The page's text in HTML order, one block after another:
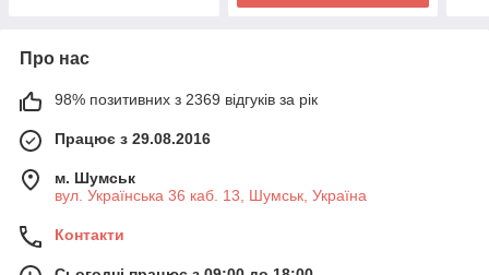
Про нас
98% позитивних з 2369 відгуків за рік
Працює з 29.08.2016
м. Шумськ
вул. Українська 36 каб. 13, Шумськ, Україна
Контакти